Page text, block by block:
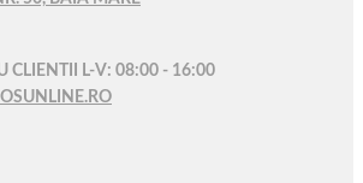
CLIENTII L-V: 08:00 - 16:00